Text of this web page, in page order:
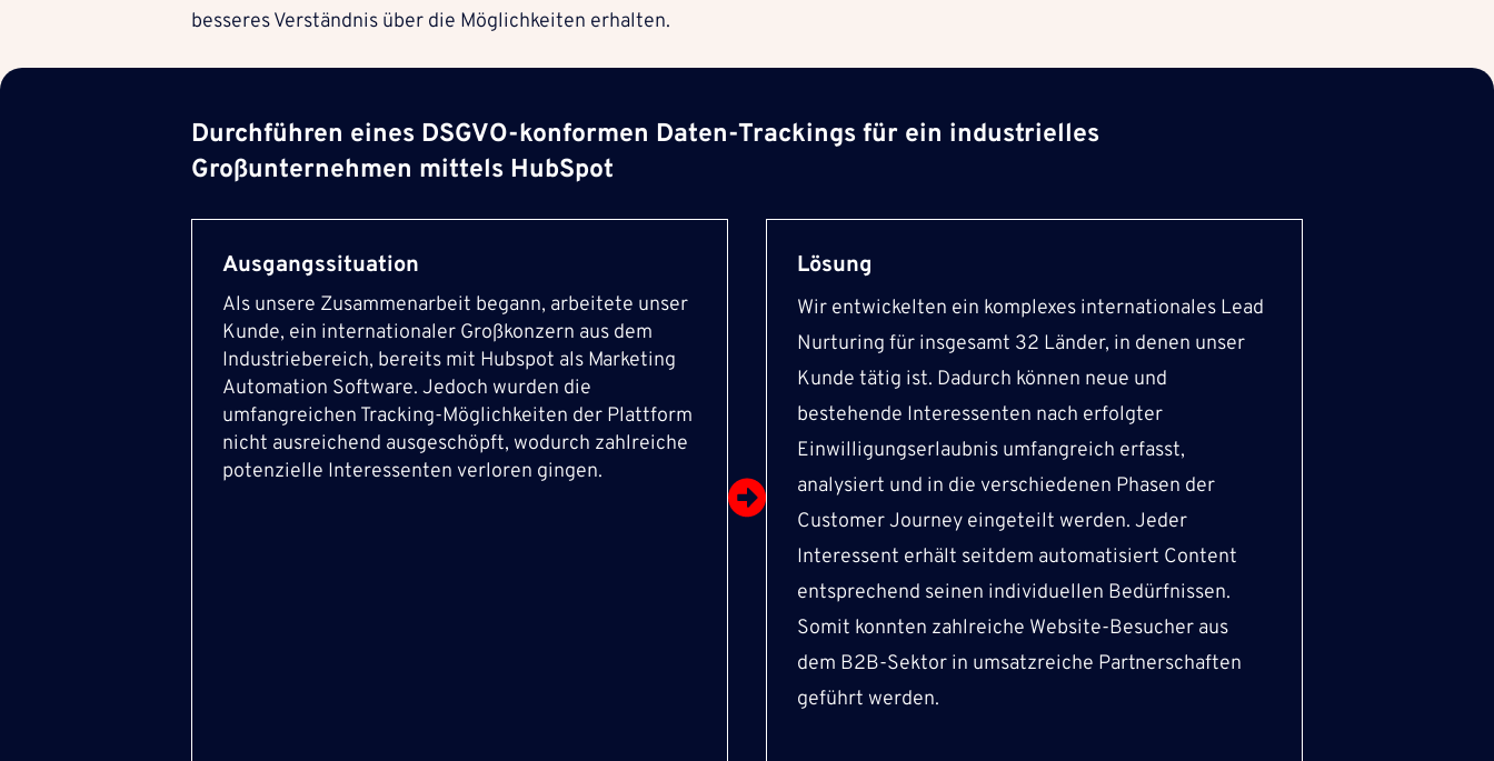
besseres Verständnis über die Möglichkeiten erhalten.
Durchführen eines DSGVO-konformen Daten-Trackings für ein industrielles
Großunternehmen mittels HubSpot
Ausgangssituation
Als unsere Zusammenarbeit begann, arbeitete unser
Kunde, ein internationaler Großkonzern aus dem
Industriebereich, bereits mit Hubspot als Marketing
Automation Software. Jedoch wurden die
umfangreichen Tracking-Möglichkeiten der Plattform
nicht ausreichend ausgeschöpft, wodurch zahlreiche
potenzielle Interessenten verloren gingen.
Lösung
Wir entwickelten ein komplexes internationales Lead
Nurturing für insgesamt 32 Länder, in denen unser
Kunde tätig ist. Dadurch können neue und
bestehende Interessenten nach erfolgter
Einwilligungserlaubnis umfangreich erfasst,
analysiert und in die verschiedenen Phasen der
Customer Journey eingeteilt werden. Jeder
Interessent erhält seitdem automatisiert Content
entsprechend seinen individuellen Bedürfnissen.
Somit konnten zahlreiche Website-Besucher aus
dem B2B-Sektor in umsatzreiche Partnerschaften
geführt werden.